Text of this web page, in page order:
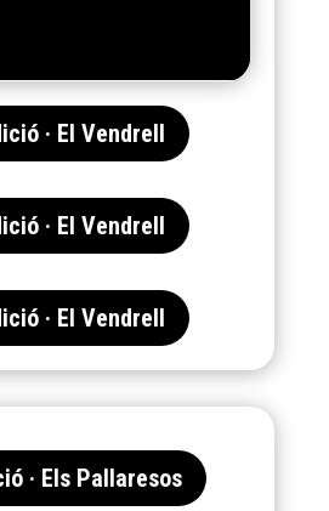
· El Vendrell
· El Vendrell
· El Vendrell
· Els Pallaresos